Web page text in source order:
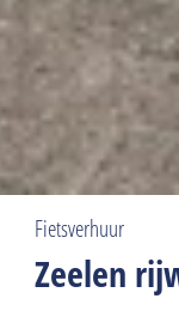
Fietsverhuur
Zeelen